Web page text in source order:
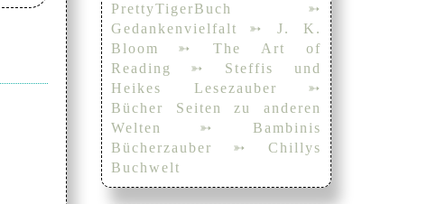
PrettyTigerBuch
➳
Gedankenvielfalt
➳ J. K.
Bloom
➳ The Art of
Reading
➳ Steffis und
Heikes Lesezauber
➳
Bücher Seiten zu anderen
Welten
➳ Bambinis
Bücherzauber
➳ Chillys
Buchwelt